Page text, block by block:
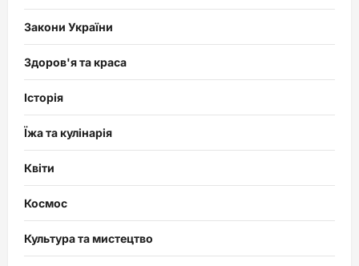
Закони України
Здоров'я та краса
Історія
Їжа та кулінарія
Квіти
Космос
Культура та мистецтво